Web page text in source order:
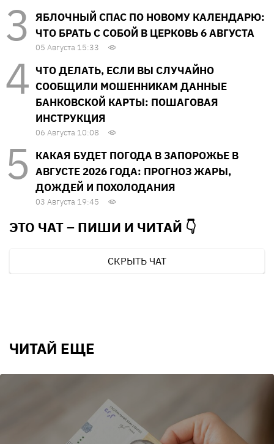
ЯБЛОЧНЫЙ СПАС ПО НОВОМУ КАЛЕНДАРЮ:
ЧТО БРАТЬ С СОБОЙ В ЦЕРКОВЬ 6 АВГУСТА
05 Августа 15:33
ЧТО ДЕЛАТЬ, ЕСЛИ ВЫ СЛУЧАЙНО
СООБЩИЛИ МОШЕННИКАМ ДАННЫЕ
БАНКОВСКОЙ КАРТЫ: ПОШАГОВАЯ
ИНСТРУКЦИЯ
06 Августа 10:08
КАКАЯ БУДЕТ ПОГОДА В ЗАПОРОЖЬЕ В
АВГУСТЕ 2026 ГОДА: ПРОГНОЗ ЖАРЫ,
ДОЖДЕЙ И ПОХОЛОДАНИЯ
03 Августа 19:45
ЭТО ЧАТ – ПИШИ И ЧИТАЙ 👇
СКРЫТЬ ЧАТ
ЧИТАЙ ЕЩЕ